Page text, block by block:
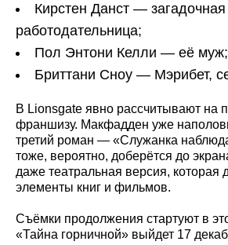
Кирстен Данст — загадочная
работодательница;
Пол Энтони Келли — её муж;
Бриттани Сноу — Мэрибет,
В Lionsgate явно рассчитывают на
франшизу. Макфадден уже
третий роман — «Служанка
тоже, вероятно, доберётся до
даже театральная версия, которая
элементы книг и фильмов.
Съёмки продолжения стартуют в
«Тайна горничной» выйдет 17